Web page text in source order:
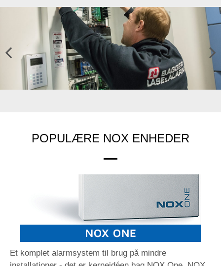
Next
POPULÆRE NOX ENHEDER
Et komplet alarmsystem til brug på mindre